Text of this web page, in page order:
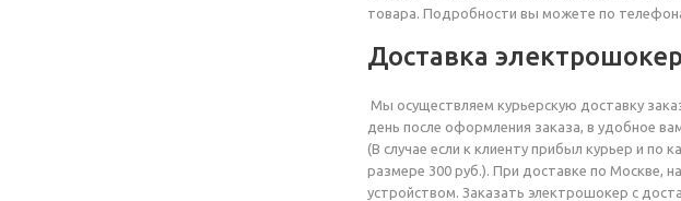
товара. Подробности вы можете по
Доставка
Мы осуществляем курьерскую доставку
день после оформления заказа, в удобное
(В случае если к клиенту прибыл курьер и по
размере 300 руб.). При доставке по Москве,
устройством. Заказать электрошокер с